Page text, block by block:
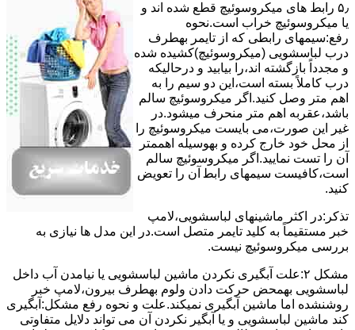
۵٫ رابط های ﻣﯿﮑﺮوﺳﻮﺋﯿﭻ ﻗﻄﻊ شده اند و
ﯾﺎ ﻣﯿﮑﺮوﺳﻮﺋﯿﭻ ﺧﺮاب اﺳﺖ.نحوه
رفع:سیمهای راﺑﻄﯽ ﮐﻪ از ﺗﺎﯾﻤﺮ بهطرف
درب لباسشویی (ﻣﯿﮑﺮوﺳﻮﺋﯿﭻ)کشیده شده
و مجدداً بازگشته اند،را ﺑﯿﺎﺑﯿﺪ و درحالیکه
درب کاملاً ﺑﺴﺘﻪ اﺳﺖ،اﯾﻦ دو ﺳﯿﻢ را ﺑﻪ
اﻫﻢ ﻣﺘﺮ وصل کنید.اﮔﺮ ﻣﯿﮑﺮوﺳﻮﺋﯿﭻ ﺳﺎﻟﻢ
ﺑﺎﺷﺪ،ﻋﻘﺮﺑﻪ اهم متر ﻣﻨﺤﺮف میشود.در
ﻏﯿﺮ اﯾﻦ ﺻﻮرت،می بایست ﻣﯿﮑﺮوﺳﻮﺋﯿﭻ را
از ﻣﺤﻞ خود ﺧﺎرج کرده و بهوسیله اهممتر
آن را ﺗﺴﺖ ﻧﻤﺎﯾﯿﺪ.اﮔﺮ ﻣﯿﮑﺮوﺳﻮﺋﯿﭻ ﺳﺎﻟﻢ
اﺳﺖ،ﮐﺎﻓﯿﺴﺖ سیمهای راﺑﻄ آن را ﺗﻌﻮﯾﺾ
کنید.
ﺗﺬﮐﺮ:در اﮐﺜﺮ ماشینهای لباسشویی،ﻻﻣﭗ
ﺧﺒﺮ مستقیماً ﺑﻪ ﮐﻠﯿﺪ ﺗﺎﯾﻤﺮ ﻣﺘﺼﻞ اﺳﺖ.در اﯾﻦ مدل ها ﻧﯿﺎزی ﺑﻪ
بررسی ﻣﯿﮑﺮوﺳﻮﺋﯿﭻ نیست.
مشکل ۲:علت آبگیری نکردن ماشین لباسشویی یا نیامدن آب داخل
لباسشویی بهمحض ﺣﺮﮐﺖ دادن وﻟﻮم بهطرف ﺑﯿﺮون،ﻻﻣﭗ ﺧﺒﺮ
روشنشده اﻣﺎ ﻣﺎﺷﯿﻦ آﺑﮕﯿﺮی نمیکند.ﻋﻠﺖ و نحوه رﻓﻊ مشکل:آبگیری
کند ماشین لباسشویی و یا آبگیر نکردن آن می تواند دلایل متفاوتی